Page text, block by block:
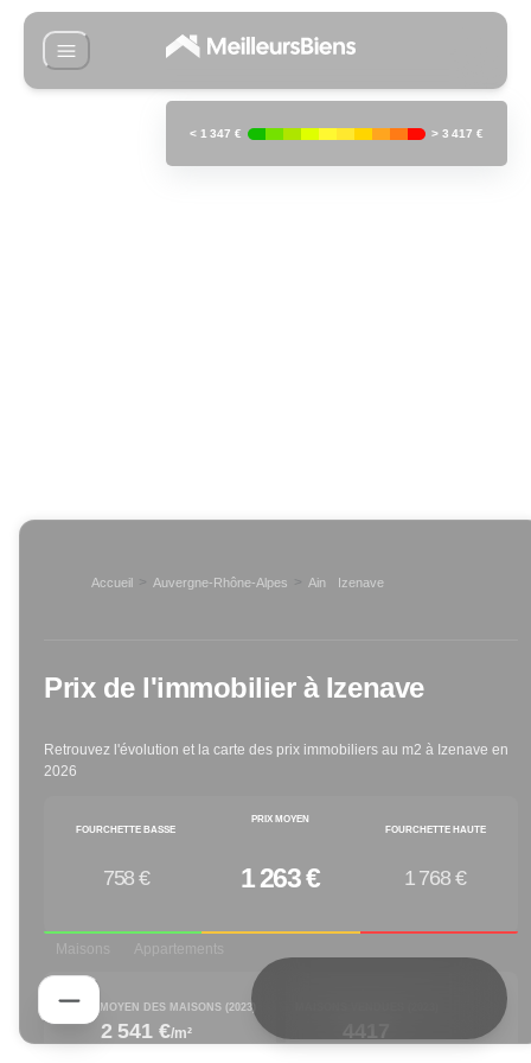
Accueil > Auvergne-Rhône-Alpes > Ain Izenave
Prix de l'immobilier à Izenave
Retrouvez l'évolution et la carte des prix immobiliers au m2 à Izenave en
2026
FOURCHETTE BASSE
758 €
PRIX MOYEN
1 263 €
FOURCHETTE HAUTE
1 768 €
Maisons Appartements
PRIX M² MOYEN DES MAISONS (2023)
2 541 €/m²
< 1 347 € > 3 417 €